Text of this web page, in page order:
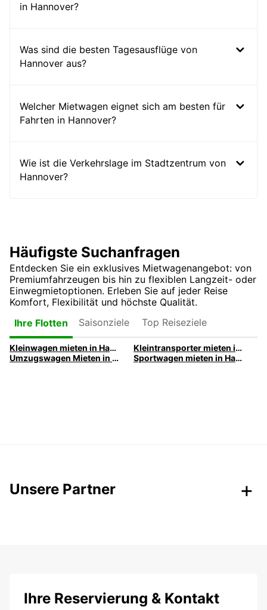
in Hannover?
Was sind die besten Tagesausflüge von
Hannover aus?
Welcher Mietwagen eignet sich am besten für
Fahrten in Hannover?
Wie ist die Verkehrslage im Stadtzentrum von
Hannover?
Häufigste Suchanfragen
Entdecken Sie ein exklusives Mietwagenangebot: von
Premiumfahrzeugen bis hin zu flexiblen Langzeit- oder
Einwegmietoptionen. Erleben Sie auf jeder Reise
Komfort, Flexibilität und höchste Qualität.
Ihre Flotten
Saisonziele Top Reiseziele
Kleinwagen mieten in Hannover | Europcar
Kleintransporter mieten in Hannover | Europcar
Umzugswagen Mieten in Hannover | Europcar
Sportwagen mieten in Hannover | Europcar
Unsere Partner
Ihre Reservierung & Kontakt